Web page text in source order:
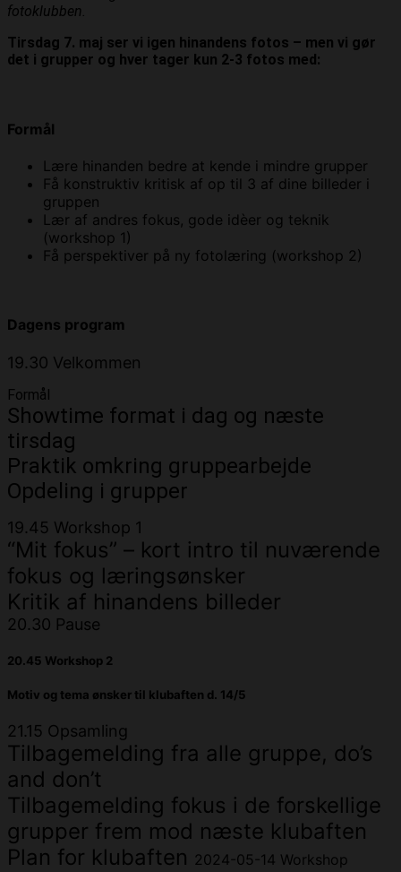
fotoklubben.
Tirsdag 7. maj ser vi igen hinandens fotos – men vi gør
det i grupper og hver tager kun 2-3 fotos med:
Formål
Lære hinanden bedre at kende i mindre grupper
Få konstruktiv kritisk af op til 3 af dine billeder i
gruppen
Lær af andres fokus, gode idèer og teknik
(workshop 1)
Få perspektiver på ny fotolæring (workshop 2)
Dagens program
19.30 Velkommen
Formål
Showtime format i dag og næste
tirsdag
Praktik omkring gruppearbejde
Opdeling i grupper
19.45 Workshop 1
“Mit fokus” – kort intro til nuværende
fokus og læringsønsker
Kritik af hinandens billeder
20.30 Pause
20.45 Workshop 2
Motiv og tema ønsker til klubaften d. 14/5
21.15 Opsamling
Tilbagemelding fra alle gruppe, do’s
and don’t
Tilbagemelding fokus i de forskellige
grupper frem mod næste klubaften
Plan for klubaften 2024-05-14 Workshop